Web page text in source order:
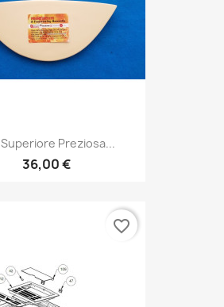
Preziosa...
36,00 €
favorite_border